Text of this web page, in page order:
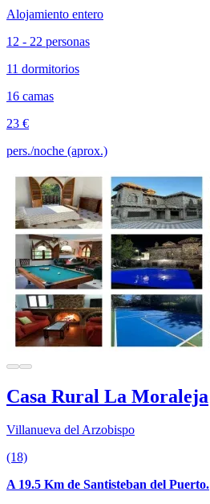
Alojamiento entero
12 - 22 personas
11 dormitorios
16 camas
23 €
pers./noche (aprox.)
Casa Rural La Moraleja
Villanueva del Arzobispo
(18)
A 19.5 Km de Santisteban del Puerto.